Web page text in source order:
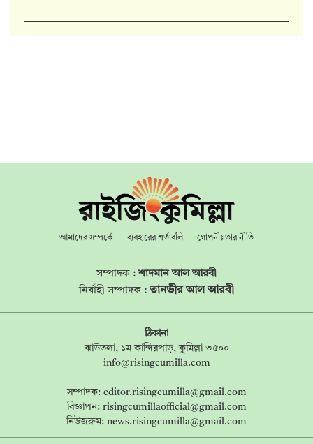
আমাদের সম্পর্কে ব্যবহারের শর্তাবলি গোপনীয়তার নীতি
সম্পাদক :শাদমান আল আরবী
নির্বাহী সম্পাদক : তানভীর আল আরবী
ঠিকানা
ঝাউতলা, ১ম কান্দিরপাড়, কুমিল্লা ৩৫০০
info@risingcumilla.com
সম্পাদক: editor.risingcumilla@gmail.com
বিজ্ঞাপন: risingcumillaofficial@gmail.com
নিউজরুম: news.risingcumilla@gmail.com